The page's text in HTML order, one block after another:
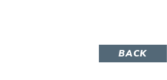
BACK